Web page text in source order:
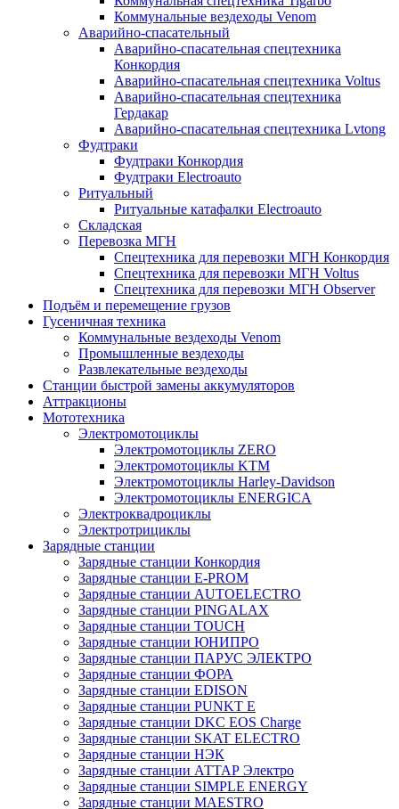
Коммунальные вездеходы Venom
Аварийно-спасательный
Аварийно-спасательная спецтехника
Конкордия
Аварийно-спасательная спецтехника Voltus
Аварийно-спасательная спецтехника
Гердакар
Аварийно-спасательная спецтехника Lvtong
Фудтраки
Фудтраки Конкордия
Фудтраки Electroauto
Ритуальный
Ритуальные катафалки Electroauto
Складская
Перевозка МГН
Спецтехника для перевозки МГН Конкордия
Спецтехника для перевозки МГН Voltus
Спецтехника для перевозки МГН Observer
Подъём и перемещение грузов
Гусеничная техника
Коммунальные вездеходы Venom
Промышленные вездеходы
Развлекательные вездеходы
Станции быстрой замены аккумуляторов
Аттракционы
Мототехника
Электромотоциклы
Электромотоциклы ZERO
Электромотоциклы KTM
Электромотоциклы Harley-Davidson
Электромотоциклы ENERGICA
Электроквадроциклы
Электротрициклы
Зарядные станции
Зарядные станции Конкордия
Зарядные станции E-PROM
Зарядные станции AUTOELECTRO
Зарядные станции PINGALAX
Зарядные станции TOUCH
Зарядные станции ЮНИПРО
Зарядные станции ПАРУС ЭЛЕКТРО
Зарядные станции ФОРА
Зарядные станции EDISON
Зарядные станции PUNKT E
Зарядные станции DKC EOS Charge
Зарядные станции SKAT ELECTRO
Зарядные станции НЭК
Зарядные станции АТТАР Электро
Зарядные станции SIMPLE ENERGY
Зарядные станции MAESTRO